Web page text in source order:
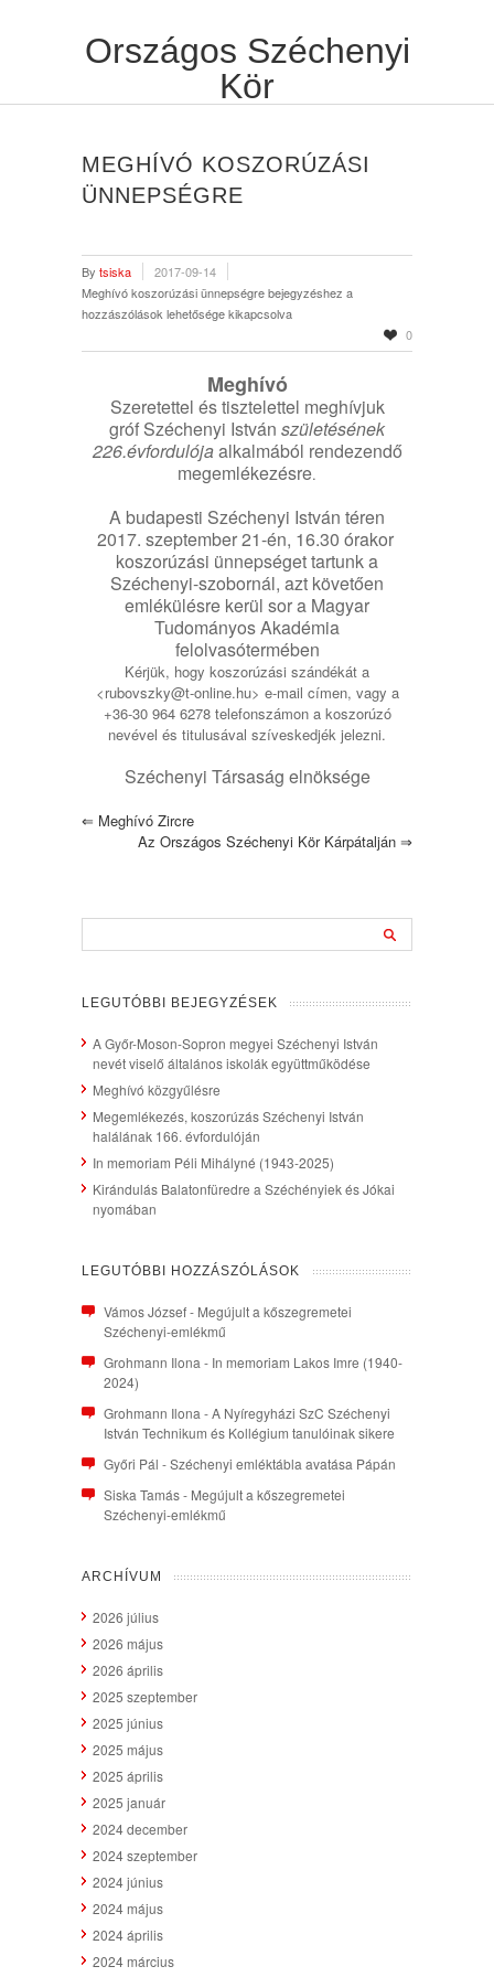
Országos Széchenyi
Kör
MEGHÍVÓ KOSZORÚZÁSI
ÜNNEPSÉGRE
By tsiska
2017-09-14
Meghívó koszorúzási ünnepségre bejegyzéshez a
hozzászólások lehetősége kikapcsolva
0
Meghívó
Szeretettel és tisztelettel meghívjuk
gróf Széchenyi István születésének
226.évfordulójaalkalmából rendezendő
megemlékezésre.
A budapesti Széchenyi István téren
2017. szeptember 21-én, 16.30 órakor
koszorúzási ünnepséget tartunk a
Széchenyi-szobornál, azt követően
emlékülésre kerül sor a Magyar
Tudományos Akadémia
felolvasótermében
Kérjük, hogy koszorúzási szándékát a
<rubovszky@t-online.hu> e-mail címen, vagy a
+36-30 964 6278 telefonszámon a koszorúzó
nevével és titulusával szíveskedjék jelezni.
Széchenyi Társaság elnöksége
⇐ Meghívó Zircre
Az Országos Széchenyi Kör Kárpátalján ⇒
LEGUTÓBBI BEJEGYZÉSEK
A Győr-Moson-Sopron megyei Széchenyi István
nevét viselő általános iskolák együttműködése
Meghívó közgyűlésre
Megemlékezés, koszorúzás Széchenyi István
halálának 166. évfordulóján
In memoriam Péli Mihályné (1943-2025)
Kirándulás Balatonfüredre a Széchényiek és Jókai
nyomában
LEGUTÓBBI HOZZÁSZÓLÁSOK
Vámos József- Megújult a kőszegremetei
Széchenyi-emlékmű
Grohmann Ilona - In memoriam Lakos Imre (1940-
2024)
Grohmann Ilona -A Nyíregyházi SzC Széchenyi
István Technikum és Kollégium tanulóinak sikere
Győri Pál -Széchenyi emléktábla avatása Pápán
Siska Tamás- Megújult a kőszegremetei
Széchenyi-emlékmű
ARCHÍVUM
2026 július
2026 május
2026 április
2025 szeptember
2025 június
2025 május
2025 április
2025 január
2024 december
2024 szeptember
2024 június
2024 május
2024 április
2024 március